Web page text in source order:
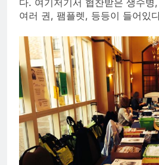
여러 권, 팸플렛, 등등이 들어있